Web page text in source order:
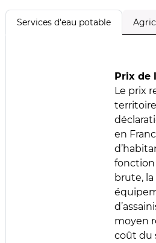
Services d'eau potable
Prix de
Le prix
en
fonction
brute,
moyen
coût du